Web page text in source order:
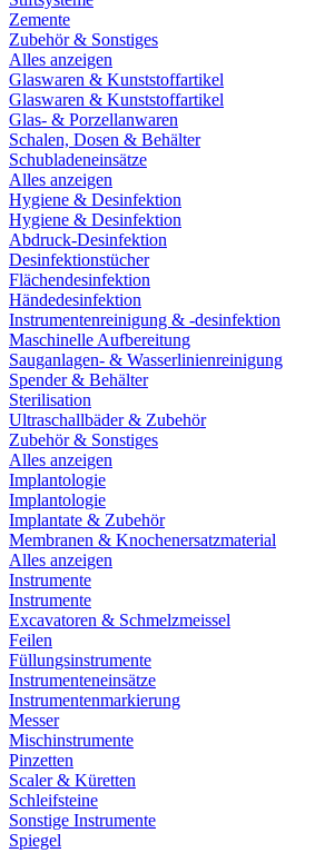
Zemente
Zubehör & Sonstiges
Alles anzeigen
Glaswaren & Kunststoffartikel
Glaswaren & Kunststoffartikel
Glas- & Porzellanwaren
Schalen, Dosen & Behälter
Schubladeneinsätze
Alles anzeigen
Hygiene & Desinfektion
Hygiene & Desinfektion
Abdruck-Desinfektion
Desinfektionstücher
Flächendesinfektion
Händedesinfektion
Instrumentenreinigung & -desinfektion
Maschinelle Aufbereitung
Sauganlagen- & Wasserlinienreinigung
Spender & Behälter
Sterilisation
Ultraschallbäder & Zubehör
Zubehör & Sonstiges
Alles anzeigen
Implantologie
Implantologie
Implantate & Zubehör
Membranen & Knochenersatzmaterial
Alles anzeigen
Instrumente
Instrumente
Excavatoren & Schmelzmeissel
Feilen
Füllungsinstrumente
Instrumenteneinsätze
Instrumentenmarkierung
Messer
Mischinstrumente
Pinzetten
Scaler & Küretten
Schleifsteine
Sonstige Instrumente
Spiegel